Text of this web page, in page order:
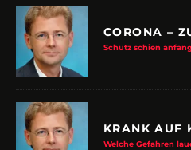
CORONA –
Schutz schien
KRANK AUF
Welche Gefahren